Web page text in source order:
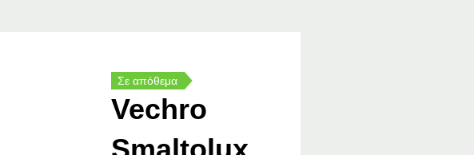
Σε απόθεμα
Vechro